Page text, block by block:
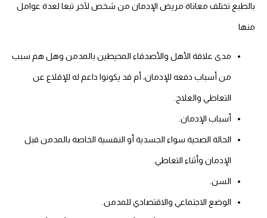
بالطبع تختلف معاناة مريض الإدمان من شخص لآخر تبعا لعدة عوامل
منها
مدى علاقة الأهل والأصدقاء المحيطين بالمدمن وهل هم سبب
من أسباب دفعه للإدمان، أم قد يكونوا داعم له للإقلاع عن
التعاطي والعلاج.
أسباب الإدمان.
الحالة الصحية سواء الجسدية أو النفسية الخاصة بالمدمن قبل
الإدمان وأثناء التعاطي.
السن.
الوضع الاجتماعي والاقتصادي للمدمن.